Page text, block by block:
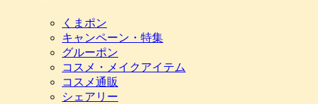
くまポン
キャンペーン・特集
グルーポン
コスメ・メイクアイテム
コスメ通販
シェアリー